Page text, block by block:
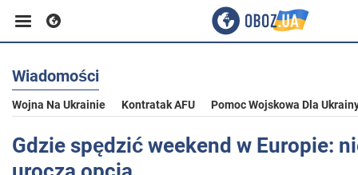
Biznes
Sport
Wiadomości
Wojna Na Ukrainie Kontratak AFU Pomoc Wojskowa Dla
Gdzie spędzić weekend w Europie: